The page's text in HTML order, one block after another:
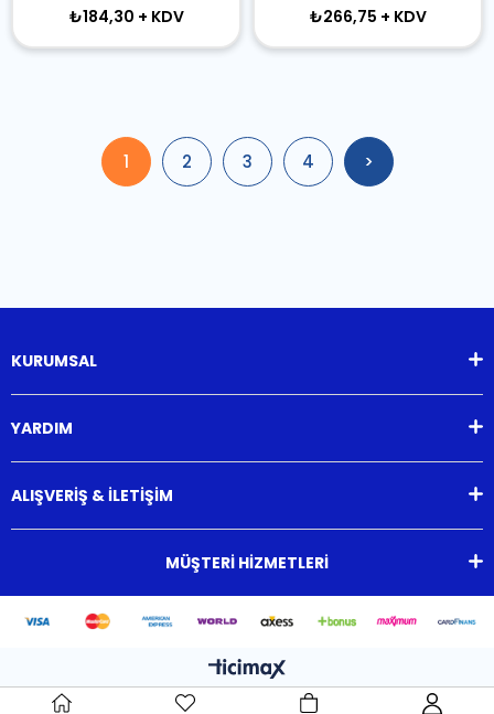
₺184,30 + KDV ₺266,75 + KDV
1 2 3 4 >
KURUMSAL
YARDIM
ALIŞVERİŞ & İLETİŞİM
MÜŞTERİ HİZMETLERİ